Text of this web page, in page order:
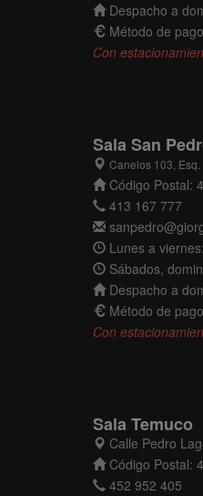
Despacho a
Método de
Con
Sala San
Canelos 103,
Código Postal:
413 167 777
Lunes a
Sábados,
Despacho a
Método de
Con
Sala Temuco
Calle Pedro
Código Postal:
452 952 405